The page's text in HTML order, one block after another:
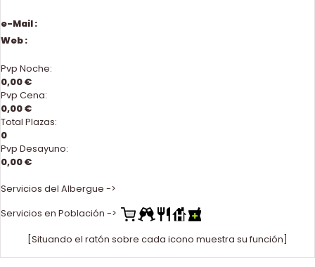
e-Mail :
Web :
Pvp Noche:
0,00 €
Pvp Cena:
0,00 €
Total Plazas:
0
Pvp Desayuno:
0,00 €
Servicios del Albergue ->
Servicios en Población ->
[Situando el ratón sobre cada icono muestra su función]